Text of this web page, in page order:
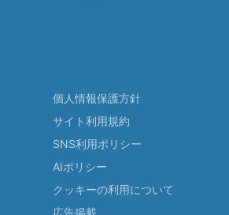
個人情報保護方針
サイト利用規約
SNS利用ポリシー
AIポリシー
クッキーの利用について
広告掲載